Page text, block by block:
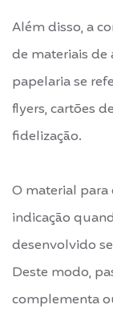
Além disso, a
de materiais de
papelaria se
flyers, cartões
fidelização.
O material
indicação
desenvolvido
Deste modo,
complementa